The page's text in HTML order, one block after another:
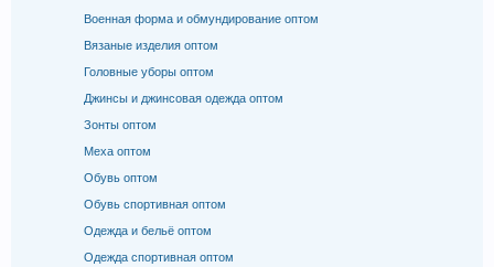
Военная форма и обмундирование оптом
Вязаные изделия оптом
Головные уборы оптом
Джинсы и джинсовая одежда оптом
Зонты оптом
Меха оптом
Обувь оптом
Обувь спортивная оптом
Одежда и бельё оптом
Одежда спортивная оптом